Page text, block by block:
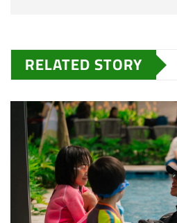
RELATED STORY